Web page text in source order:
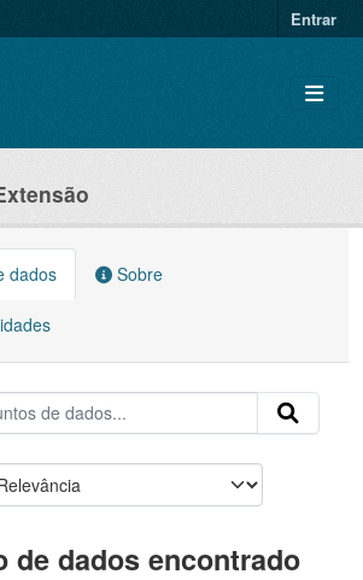
Entrar
dados Sobre
de dados encontrado